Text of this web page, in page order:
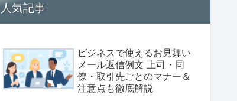
人気記事
ビジネスで使えるお見舞い
メール返信例文 上司・同
僚・取引先ごとのマナー＆
注意点も徹底解説